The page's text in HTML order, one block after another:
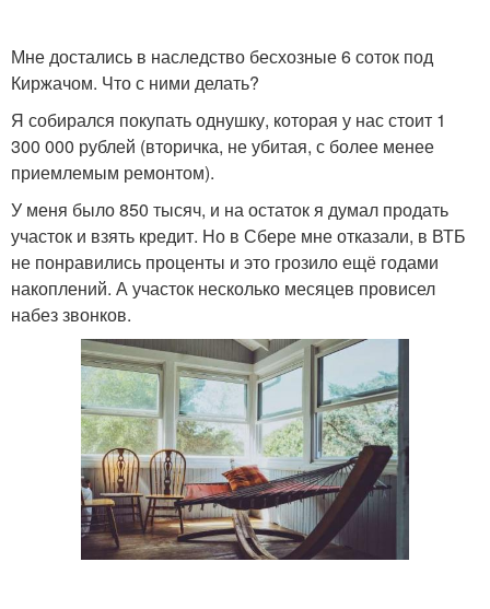
Мне достались в наследство бесхозные 6 соток под
Киржачом. Что с ними делать?
Я собирался покупать однушку, которая у нас стоит 1
300 000 рублей (вторичка, не убитая, с более менее
приемлемым ремонтом).
У меня было 850 тысяч, и на остаток я думал продать
участок и взять кредит. Но в Сбере мне отказали, в ВТБ
не понравились проценты и это грозило ещё годами
накоплений. А участок несколько месяцев провисел
набез звонков.